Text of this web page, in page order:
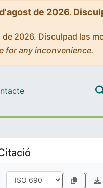
de 2026.
2026. Disculpad las
for any inconvenience.